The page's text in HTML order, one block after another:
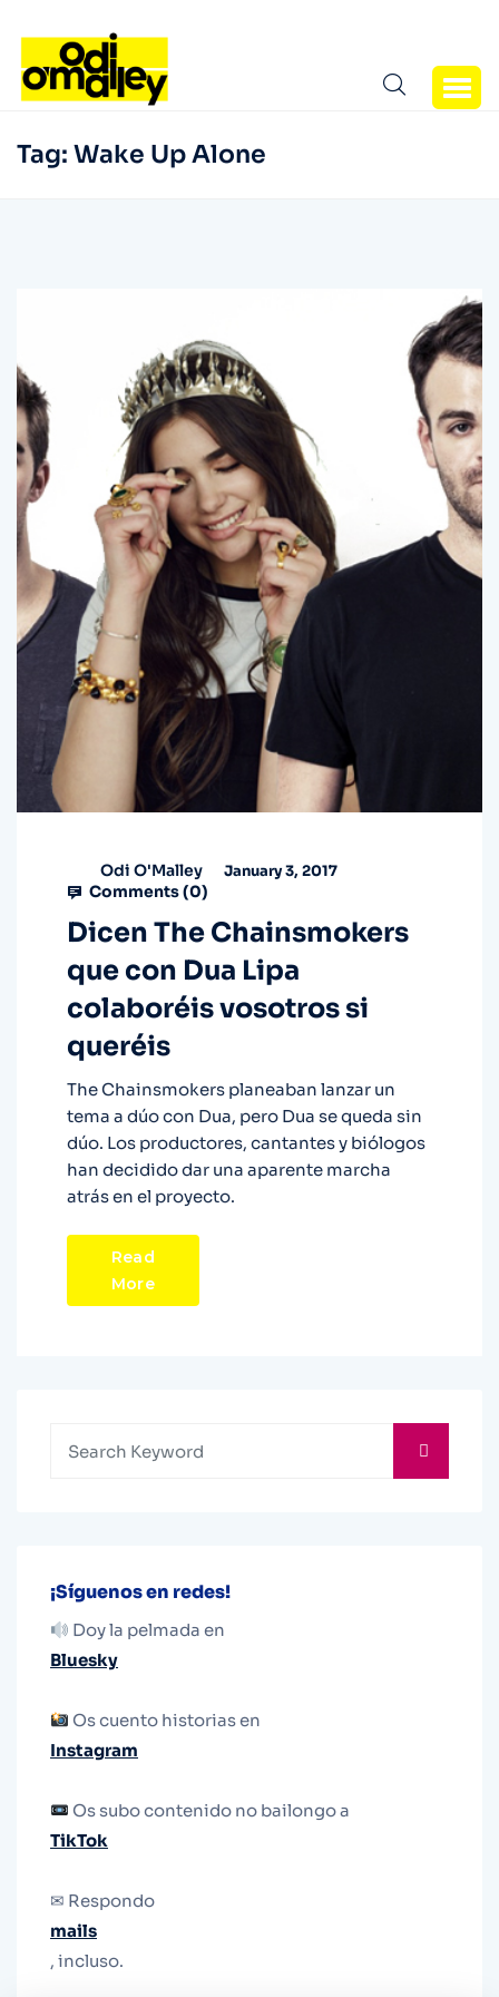
Tag: Wake Up Alone
Odi O'Malley January 3, 2017
Comments (0)
Dicen The Chainsmokers
que con Dua Lipa
colaboréis vosotros si
queréis
The Chainsmokers planeaban lanzar un
tema a dúo con Dua, pero Dua se queda sin
dúo. Los productores, cantantes y biólogos
han decidido dar una aparente marcha
atrás en el proyecto.
Read
More
¡Síguenos en redes!
Doy la pelmada en
Bluesky
Os cuento historias en
Instagram
Os subo contenido no bailongo a
TikTok
✉ Respondo
mails
, incluso.